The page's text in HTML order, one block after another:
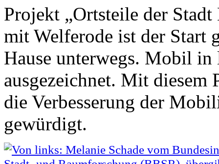
Projekt „Ortsteile der
mit Welferode ist der Start
Hause unterwegs. Mobil in
ausgezeichnet. Mit diesem
die Verbesserung der
gewürdigt.